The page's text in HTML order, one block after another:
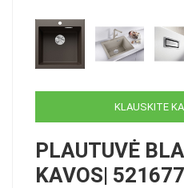
KLAUSKITE
PLAUTUVĖ
KAVOS| 521677